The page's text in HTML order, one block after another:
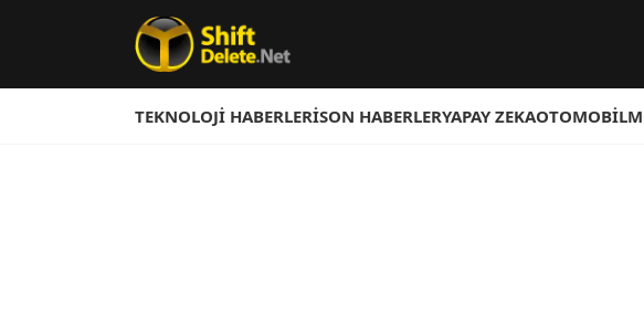
TEKNOLOJI HABERLERISON HABERLERYAPAY ZEKAOTOMOBIL